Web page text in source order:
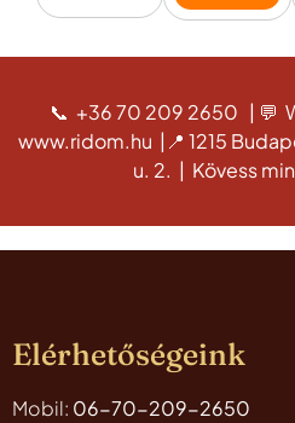
📞 +36 70 209 2650 | 💬
www.ridom.hu | 📍 1215
u. 2. | Kövess
Elérhetőségeink
Mobil: 06-70-209-2650